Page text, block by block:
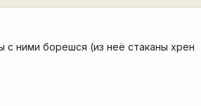
с ними борешся (из неё стаканы хрен